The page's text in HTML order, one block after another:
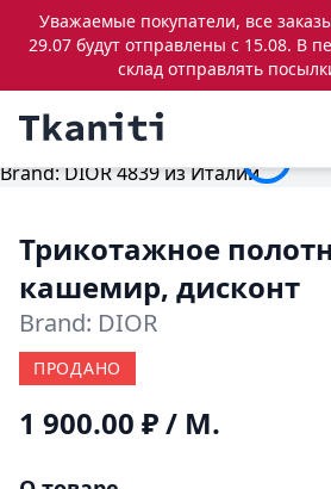
Уважаемые покупатели, все
29.07 будут отправлены с 15.08. В
склад отправлять
Трикотажное
кашемир, дисконт
Brand: DIOR
ПРОДАНО
1 900.00 ₽/ М.